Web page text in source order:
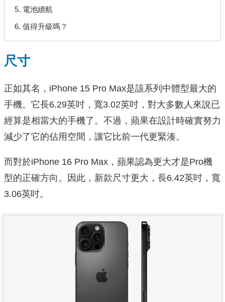
5. 電池續航
6. 值得升級嗎？
尺寸
正如其名，iPhone 15 Pro Max是該系列中體型最大的
手機。它長6.29英吋，寬3.02英吋，對大多數人來說已
經算是相當大的手機了。不過，蘋果在設計時確實努力
減少了它的佔用空間，讓它比前一代更緊湊。
而對於iPhone 16 Pro Max，蘋果認為更大才是Pro機
型的正確方向。因此，新款尺寸更大，長6.42英吋，寬
3.06英吋。